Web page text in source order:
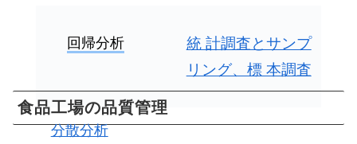
回帰分析
統 計調査とサンプ
リング、標 本調査
分散分析
食品工場の品質管理